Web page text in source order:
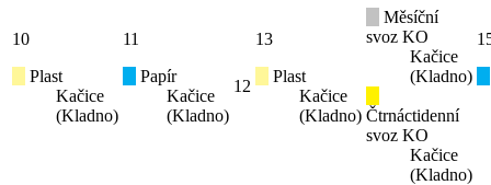
10
Plast
Kačice
(Kladno)
11
Papír
Kačice
(Kladno)
12
13
Plast
Kačice
(Kladno)
Měsíční
svoz KO
Kačice
(Kladno)
Čtrnáctidenní
svoz KO
Kačice
(Kladno)